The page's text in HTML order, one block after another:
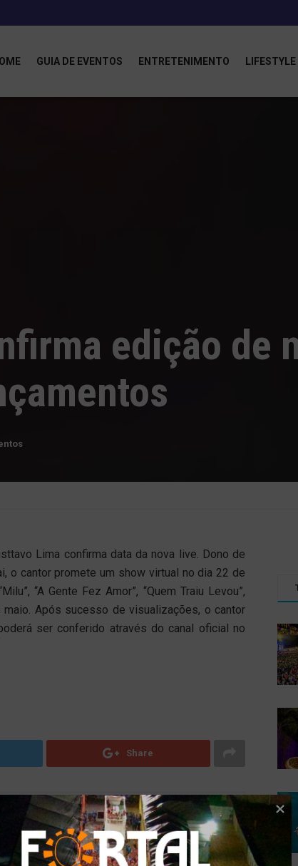
GUIA DE EVENTOS ENTRETENIMENTO
edição de
Lima confirma data da nova live. Dono de
o cantor promete um show virtual no dia 22 de
“A Gente Fez Amor”, “Quem Traiu Levou”,
Após sucesso de visualizações, o cantor
ser conferido através do canal oficial no
Share